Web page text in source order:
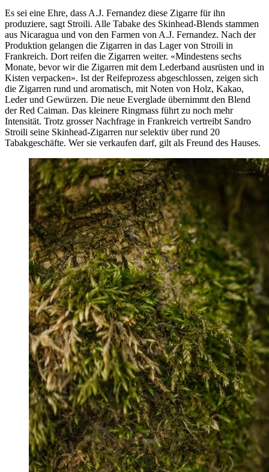
Es sei eine Ehre, dass A.J. Fernandez diese Zigarre für ihn
produziere, sagt Stroili. Alle Tabake des Skinhead-Blends stammen
aus Nicaragua und von den Farmen von A.J. Fernandez. Nach der
Produktion gelangen die Zigarren in das Lager von Stroili in
Frankreich. Dort reifen die Zigarren weiter. «Mindestens sechs
Monate, bevor wir die Zigarren mit dem Lederband ausrüsten und in
Kisten verpacken». Ist der Reifeprozess abgeschlossen, zeigen sich
die Zigarren rund und aromatisch, mit Noten von Holz, Kakao,
Leder und Gewürzen. Die neue Everglade übernimmt den Blend
der Red Caiman. Das kleinere Ringmass führt zu noch mehr
Intensität. Trotz grosser Nachfrage in Frankreich vertreibt Sandro
Stroili seine Skinhead-Zigarren nur selektiv über rund 20
Tabakgeschäfte. Wer sie verkaufen darf, gilt als Freund des Hauses.